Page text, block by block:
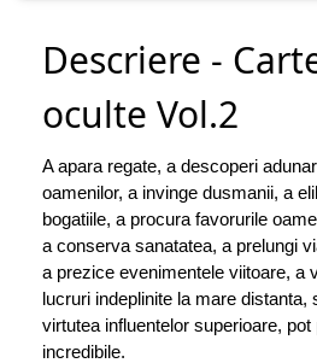
Descriere -
oculte Vol.2
A apara regate, a descoperi
oamenilor, a invinge dusmanii, a
bogatiile, a procura favorurile
a conserva sanatatea, a prelungi
a prezice evenimentele viitoare, a
lucruri indeplinite la mare distanta,
virtutea influentelor superioare,
incredibile.